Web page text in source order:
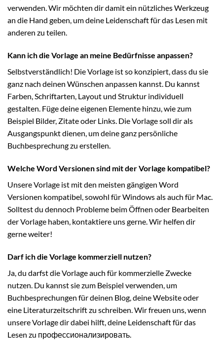
verwenden. Wir möchten dir damit ein nützliches Werkzeug
an die Hand geben, um deine Leidenschaft für das Lesen mit
anderen zu teilen.
Kann ich die Vorlage an meine Bedürfnisse anpassen?
Selbstverständlich! Die Vorlage ist so konzipiert, dass du sie
ganz nach deinen Wünschen anpassen kannst. Du kannst
Farben, Schriftarten, Layout und Struktur individuell
gestalten. Füge deine eigenen Elemente hinzu, wie zum
Beispiel Bilder, Zitate oder Links. Die Vorlage soll dir als
Ausgangspunkt dienen, um deine ganz persönliche
Buchbesprechung zu erstellen.
Welche Word Versionen sind mit der Vorlage kompatibel?
Unsere Vorlage ist mit den meisten gängigen Word
Versionen kompatibel, sowohl für Windows als auch für Mac.
Solltest du dennoch Probleme beim Öffnen oder Bearbeiten
der Vorlage haben, kontaktiere uns gerne. Wir helfen dir
gerne weiter!
Darf ich die Vorlage kommerziell nutzen?
Ja, du darfst die Vorlage auch für kommerzielle Zwecke
nutzen. Du kannst sie zum Beispiel verwenden, um
Buchbesprechungen für deinen Blog, deine Website oder
eine Literaturzeitschrift zu schreiben. Wir freuen uns, wenn
unsere Vorlage dir dabei hilft, deine Leidenschaft für das
Lesen zu профессионализировать.